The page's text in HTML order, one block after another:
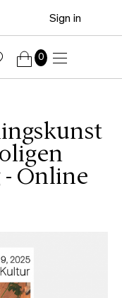
Sign in
0
Online